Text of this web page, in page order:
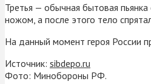
Третья — обычная бытовая
ножом, а после этого тело
На данный момент героя России
Источник: sibdepo.ru
Фото: Минобороны РФ.